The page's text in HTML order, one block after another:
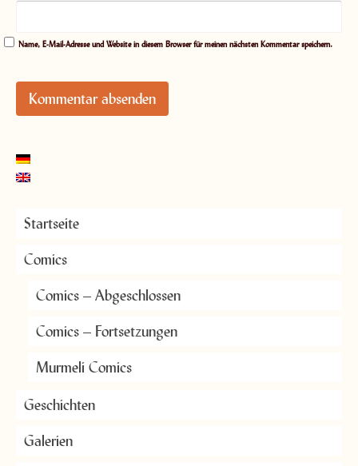
Name, E-Mail-Adresse und Website in diesem Browser für meinen nächsten Kommentar speichern.
Startseite
Comics
Comics – Abgeschlossen
Comics – Fortsetzungen
Murmeli Comics
Geschichten
Galerien